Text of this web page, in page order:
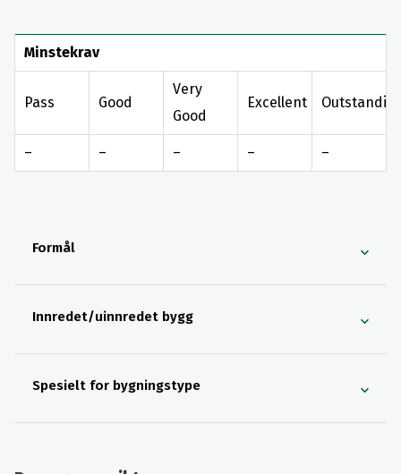
Minstekrav
Pass Good
Very
Good
Excellent
– – – – –
Formål
Innredet/uinnredet bygg
Spesielt for bygningstype